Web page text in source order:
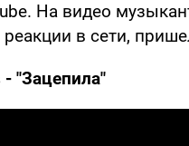
На видео
в сети,
"Зацепила"